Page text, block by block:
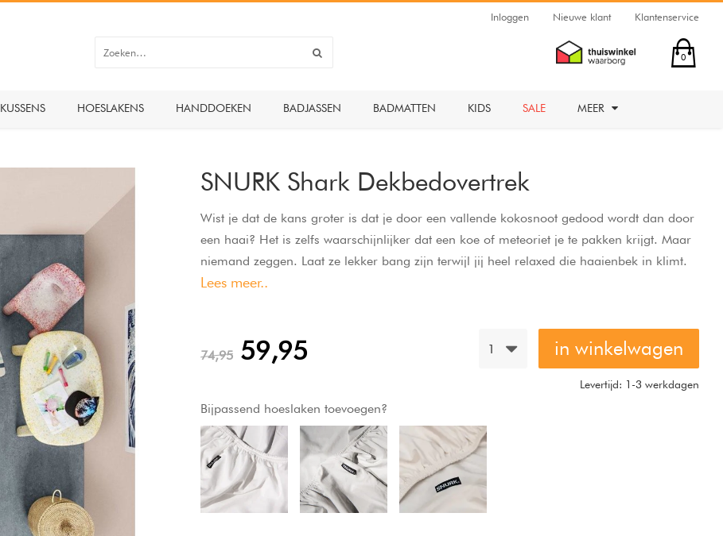
Inloggen Nieuwe klant Klantenservice
0
KUSSENS HOESLAKENS HANDDOEKEN BADJASSEN BADMATTEN KIDS SALE MEER
SNURK Shark Dekbedovertrek
Wist je dat de kans groter is dat je door een vallende kokosnoot gedood wordt dan door
een haai? Het is zelfs waarschijnlijker dat een koe of meteoriet je te pakken krijgt. Maar
niemand zeggen. Laat ze lekker bang zijn terwijl jij heel relaxed die haaienbek in klimt.
Waar je warm en veilig bent voor koeien en kokosnoten.
Lees meer..
74,95 59,95 1 in winkelwagen
Levertijd: 1-3 werkdagen
Bijpassend hoeslaken toevoegen?